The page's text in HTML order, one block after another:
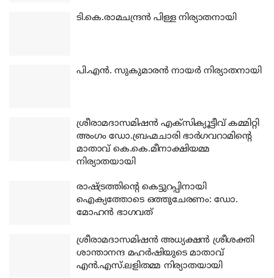
ടി.കെ.രാമചന്ദ്രന്‍ പിള്ള നിര്യാതനായി
പി.എന്‍. സുകുമാരന്‍ നായര്‍ നിര്യാതനായി
ശ്രീരാമദാസമിഷന്‍ എക്‌സിക്യൂട്ടീവ് കമ്മിറ്റി
അംഗം ഡോ.ബ്രഹ്മചാരി ഭാര്‍ഗവറാമിന്റെ
മാതാവ് കെ.കെ.മീനാക്ഷിയമ്മ
നിര്യാതയായി
രാഷ്ട്രത്തിന്റെ കെട്ടുറപ്പിനായി
ഐക്യത്തോടെ ഒത്തുചേരണം: ഡോ.
മോഹന്‍ ഭാഗവത്
ശ്രീരാമദാസമിഷന്‍ അധ്യക്ഷന്‍ ശ്രീശക്തി
ശാന്താനന്ദ മഹര്‍ഷിയുടെ മാതാവ്
എന്‍.എസ്.ലളിതമ്മ നിര്യാതയായി